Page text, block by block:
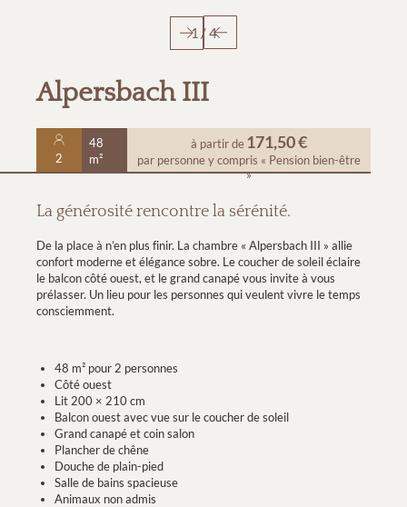
1 /4
Alpersbach III
2
48
m²
à partir de171,50 €
par personney compris « Pension bien-être
»
La générosité rencontre la sérénité.
De la place à n’en plus finir. La chambre « Alpersbach III » allie
confort moderne et élégance sobre. Le coucher de soleil éclaire
le balcon côté ouest, et le grand canapé vous invite à vous
prélasser. Un lieu pour les personnes qui veulent vivre le temps
consciemment.
48 m² pour 2 personnes
Côté ouest
Lit 200 × 210 cm
Balcon ouest avec vue sur le coucher de soleil
Grand canapé et coin salon
Plancher de chêne
Douche de plain-pied
Salle de bains spacieuse
Animaux non admis